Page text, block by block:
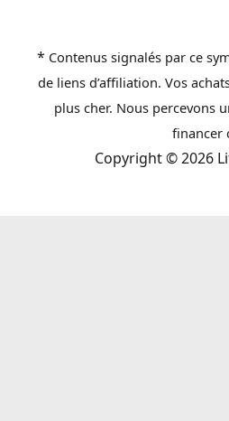
* Contenus signalés par ce
de liens d’affiliation. Vos
plus cher. Nous percevons
financer
Copyright © 2026